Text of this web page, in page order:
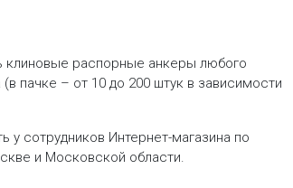
клиновые распорные анкеры любого
пачке – от 10 до 200 штук в зависимости
у сотрудников Интернет-магазина по
и Московской области.